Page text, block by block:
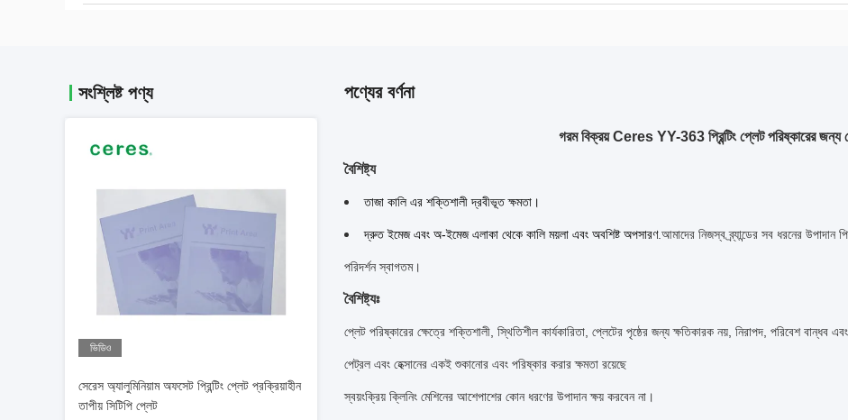
সংশ্লিষ্ট পণ্য
ভিডিও
সেরেস অ্যালুমিনিয়াম অফসেট প্রিন্টিং প্লেট প্রক্রিয়াহীন
তাপীয় সিটিপি প্লেট
পণ্যের বর্ণনা
গরম বিক্রয় Ceres YY-363 প্রিন্টিং প্লেট পরিষ্কারের জন্য
বৈশিষ্ট্য
তাজা কালি এর শক্তিশালী দ্রবীভূত ক্ষমতা।
দ্রুত ইমেজ এবং অ-ইমেজ এলাকা থেকে কালি ময়লা এবং অবশিষ্ট অপসারণ.আমাদের নিজস্ব ব্র্যান্ডের সব ধরনের উপাদান
পরিদর্শন স্বাগতম।
বৈশিষ্ট্যঃ
প্লেট পরিষ্কারের ক্ষেত্রে শক্তিশালী, স্থিতিশীল কার্যকারিতা, প্লেটের পৃষ্ঠের জন্য ক্ষতিকারক নয়, নিরাপদ, পরিবেশ বান্ধব
পেট্রল এবং হেক্সানের একই শুকানোর এবং পরিষ্কার করার ক্ষমতা রয়েছে
স্বয়ংক্রিয় ক্লিনিং মেশিনের আশেপাশের কোন ধরণের উপাদান ক্ষয় করবেন না।